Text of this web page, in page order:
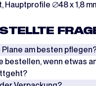
Hauptprofile ∅48 x 1,8
Plane am besten
die Spannung der Seile,
nach Phasen mit
bestellen, wenn etwas